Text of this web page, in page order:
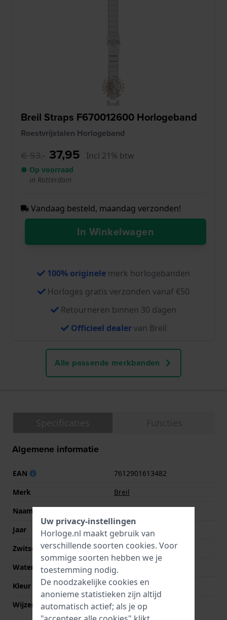
Breil Straps F670012600 Horlogeband
Roestvrijstalen Horlogeband
€ 53,- 37,95 Incl 21% btw
● Op voorraad
in Rotterdam
Vandaag besteld, maandag verzonden!
In Winkelwagen
100% originele merk horlogebanden
Horloges gratis verzonden vanaf €50
Retourneren binnen 30 dagen
Officieel dealervan Breil
Alle passende merkbanden
Algemene informatie
EAN
7612901613482
Merk
Breil
Naam
Jaar
2009 Lente/Zomer
Zwitsers fabricaat
Nee
Waterdichtheid
5 Bar (douchen)
Kleur wijzerplaat
Zwart
Wijzer kleuren (u,m,s)
Zilver, Zilver, Zilver
Uw privacy-instellingen
Horloge.nl maakt gebruik van
verschillende soorten cookies. Voor
sommige soorten hebben we je
toestemming nodig.
De noodzakelijke cookies en
anonieme statistieken zijn altijd
automatisch actief; als je op